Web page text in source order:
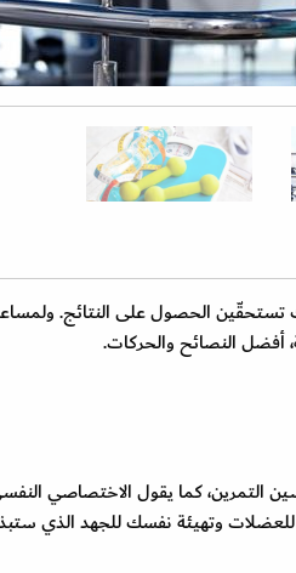
تستحقّين الحصول على النتائج.
أفضل النصائح والحركات.
نفسك وأنت تمارسين التمرين، كما يقول